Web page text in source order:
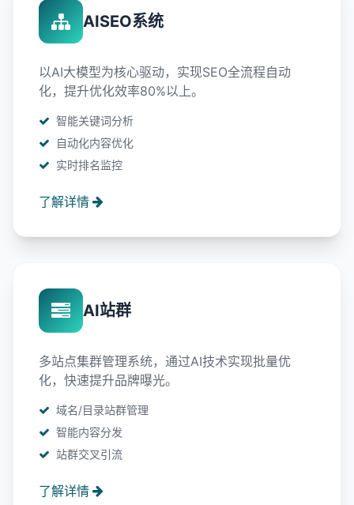
AISEO系统
以AI大模型为核心驱动，实现SEO全流程自动
化，提升优化效率80%以上。
智能关键词分析
自动化内容优化
实时排名监控
了解详情
AI站群
多站点集群管理系统，通过AI技术实现批量优
化，快速提升品牌曝光。
域名/目录站群管理
智能内容分发
站群交叉引流
了解详情